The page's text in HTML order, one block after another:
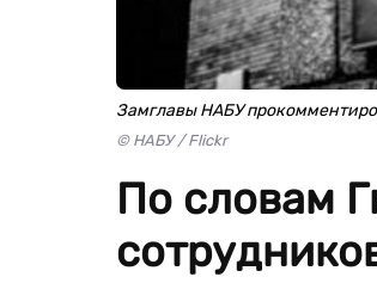
Замглавы НАБУ
© НАБУ / Flickr
По словам